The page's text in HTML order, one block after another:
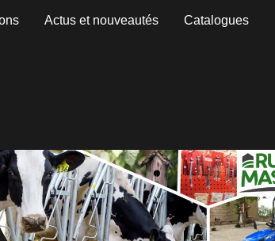
Actus et nouveautés Catalogues